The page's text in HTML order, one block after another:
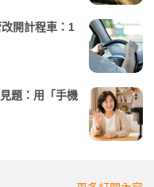
開計程車：1
題：用「手機